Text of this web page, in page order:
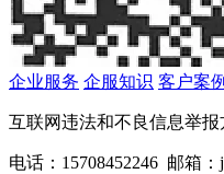
企业服务 企服知识 客户案例
互联网违法和不良信息举报
电话：15708452246 邮箱：